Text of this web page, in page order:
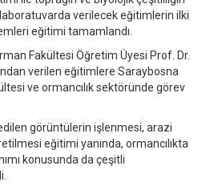
laboratuvarda verilecek eğitimlerin ilki
eğitimi tamamlandı.
Fakültesi Öğretim Üyesi Prof. Dr.
verilen eğitimlere Saraybosna
ve ormancılık sektöründe görev
görüntülerin işlenmesi, arazi
eğitimi yanında, ormancılıkta
konusunda da çeşitli